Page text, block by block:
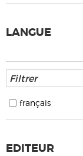
LANGUE
français
EDITEUR